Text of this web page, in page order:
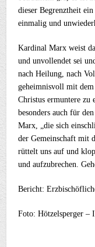
dieser Begrenztheit
einmalig und
Kardinal Marx weist
und unvollendet sei
nach Heilung, nach
geheimnisvoll mit dem
Christus ermuntere zu
besonders auch für
Marx, „die sich
der Gemeinschaft mit
rüttelt uns auf und
und aufzubrechen.
Bericht:
Foto: Hötzelsperger –